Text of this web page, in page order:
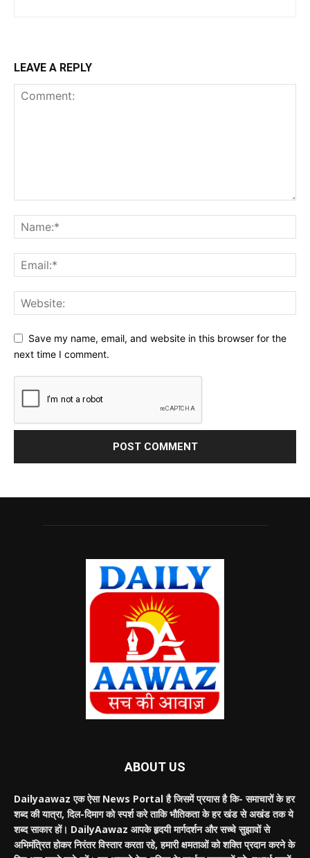
LEAVE A REPLY
Save my name, email, and website in this browser for the
next time I comment.
ABOUT US
Dailyaawaz एक ऐसा News Portal है जिसमें प्रयास है कि- समाचारों के हर
शब्द की यात्रा, दिल-दिमाग को स्पर्श करे ताकि भौतिकता के हर खंड से अखंड तक ये
शब्द साकार हों। DailyAawaz आपके हृदयी मार्गदर्शन और सच्चे सुझावों से
अभिमंत्रित होकर निरंतर विस्तार करता रहे, हमारी क्षमताओं को शक्ति प्रदान करने के